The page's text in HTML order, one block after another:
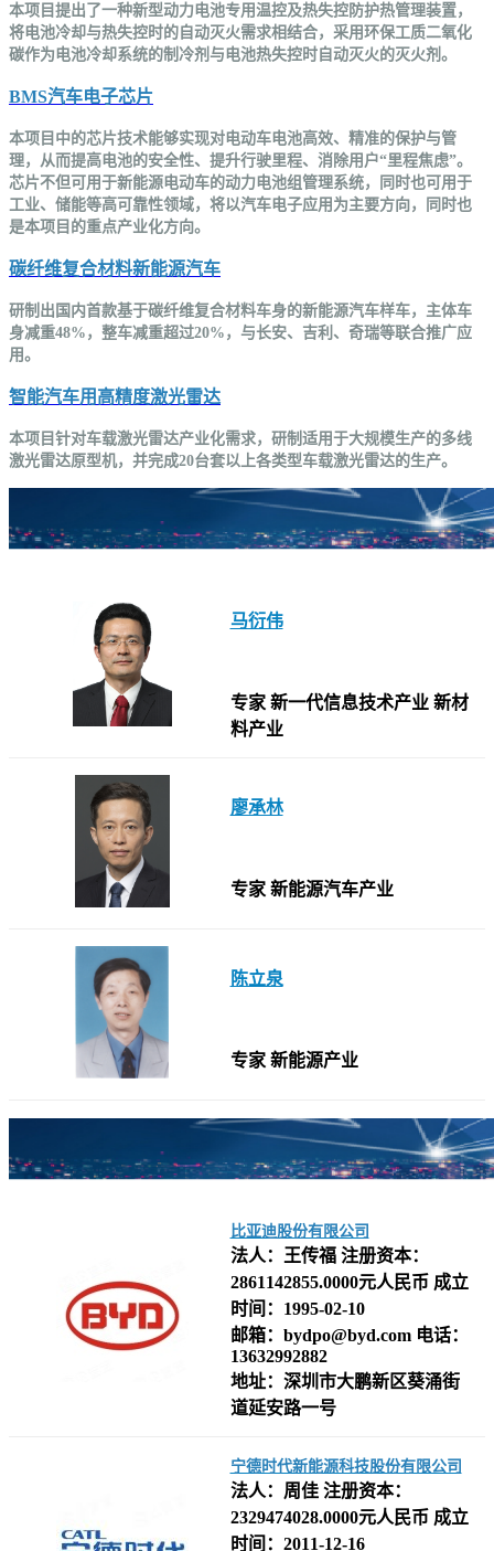
本项目提出了一种新型动力电池专用温控及热失控防护热管理装置，
将电池冷却与热失控时的自动灭火需求相结合，采用环保工质二氧化
碳作为电池冷却系统的制冷剂与电池热失控时自动灭火的灭火剂。
BMS汽车电子芯片
本项目中的芯片技术能够实现对电动车电池高效、精准的保护与管
理，从而提高电池的安全性、提升行驶里程、消除用户“里程焦虑”。
芯片不但可用于新能源电动车的动力电池组管理系统，同时也可用于
工业、储能等高可靠性领域，将以汽车电子应用为主要方向，同时也
是本项目的重点产业化方向。
碳纤维复合材料新能源汽车
研制出国内首款基于碳纤维复合材料车身的新能源汽车样车，主体车
身减重48%，整车减重超过20%，与长安、吉利、奇瑞等联合推广应
用。
智能汽车用高精度激光雷达
本项目针对车载激光雷达产业化需求，研制适用于大规模生产的多线
激光雷达原型机，并完成20台套以上各类型车载激光雷达的生产。
马衍伟
专家 新一代信息技术产业 新材
料产业
廖承林
专家 新能源汽车产业
陈立泉
专家 新能源产业
比亚迪股份有限公司
法人： 王传福 注册资本：
2861142855.0000元人民币 成立
时间： 1995-02-10
邮箱： bydpo@byd.com 电话：
13632992882
地址： 深圳市大鹏新区葵涌街
道延安路一号
宁德时代新能源科技股份有限公司
法人：周佳 注册资本：
2329474028.0000元人民币 成立
时间：2011-12-16